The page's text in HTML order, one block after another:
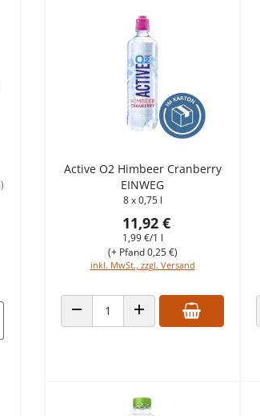
Active O2 Himbeer Cranberry
EINWEG
8 x 0,75 l
11,92 €
1,99 €/1 l
inkl. MwSt., zzgl. Versand
(+ Pfand 0,25 €)
ANZAHL VERRINGERNANZAHL ERHÖHEN